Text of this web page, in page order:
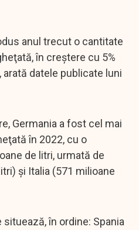
anul trecut o cantitate
în creştere cu 5%
datele publicate luni
Germania a fost cel mai
în 2022, cu o
de litri, urmată de
şi Italia (571 milioane
în ordine: Spania